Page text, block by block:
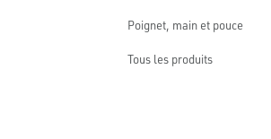
Poignet, main et pouce
Tous les produits